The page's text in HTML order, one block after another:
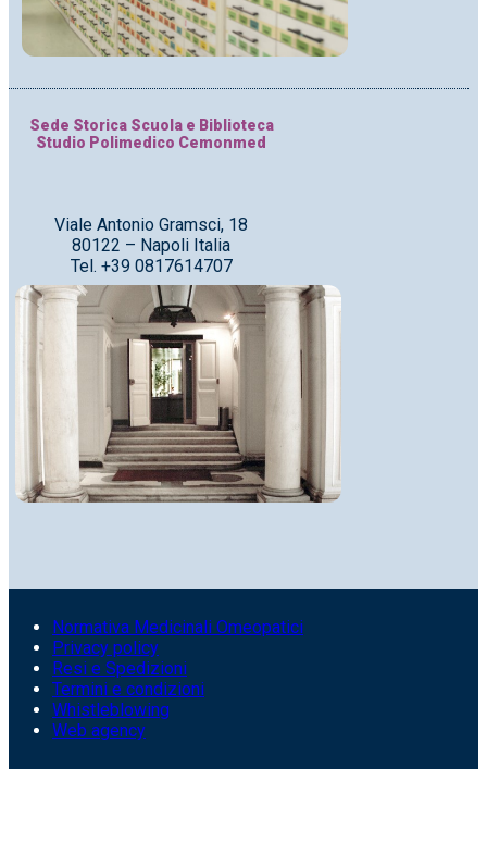
Sede Storica Scuola e Biblioteca
Studio Polimedico Cemonmed
Viale Antonio Gramsci, 18
80122 – Napoli Italia
Tel. +39 0817614707
Normativa Medicinali Omeopatici
Privacy policy
Resi e Spedizioni
Termini e condizioni
Whistleblowing
Web agency